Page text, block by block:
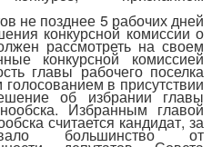
не позднее 5 рабочих дней
конкурсной комиссии о
рассмотреть на своем
конкурсной комиссией
главы рабочего поселка
в присутствии
об избрании главы
Избранным главой
считается кандидат, за
большинство от